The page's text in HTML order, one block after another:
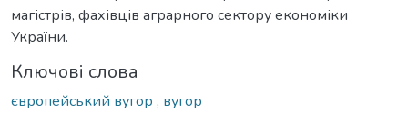
магістрів, фахівців аграрного сектору економіки
України.
Ключові слова
європейський вугор , вугор